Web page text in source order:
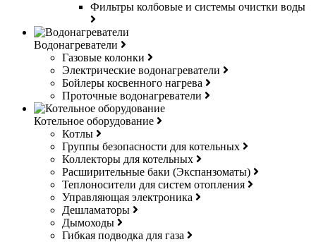
Фильтры колбовые и системы очистки воды
Водонагреватели
Газовые колонки
Электрические водонагреватели
Бойлеры косвенного нагрева
Проточные водонагреватели
Котельное оборудование
Котлы
Группы безопасности для котельных
Коллекторы для котельных
Расширительные баки (Экспанзоматы)
Теплоносители для систем отопления
Управляющая электроника
Дешламаторы
Дымоходы
Гибкая подводка для газа